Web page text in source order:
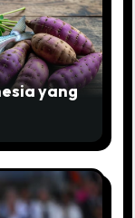
yang